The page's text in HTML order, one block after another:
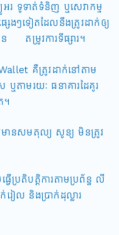
អរ ទូទាត់ទំនិញ ឬសេវាកម្ម
េងៗទៀតដែលនឹងត្រូវដាក់ឲ្យ
តម្រូវការទីផ្សារ។
គឺត្រូវដាក់នៅតាម
ឬតាមរយៈ ធនាគារដៃគូរ
។
តុល្យ សូន្យ មិនត្រូវ
បត្តិការតាមប្រព័ន្ធ លី
រៀល និងប្រាក់ដុល្លារ